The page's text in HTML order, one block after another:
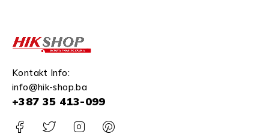
Kontakt Info:
info@hik-shop.ba
+387 35 413-099